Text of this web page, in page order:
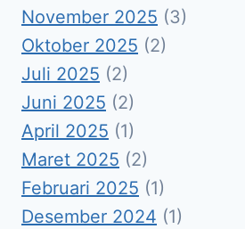
November 2025 (3)
Oktober 2025 (2)
Juli 2025 (2)
Juni 2025 (2)
April 2025 (1)
Maret 2025 (2)
Februari 2025 (1)
Desember 2024 (1)